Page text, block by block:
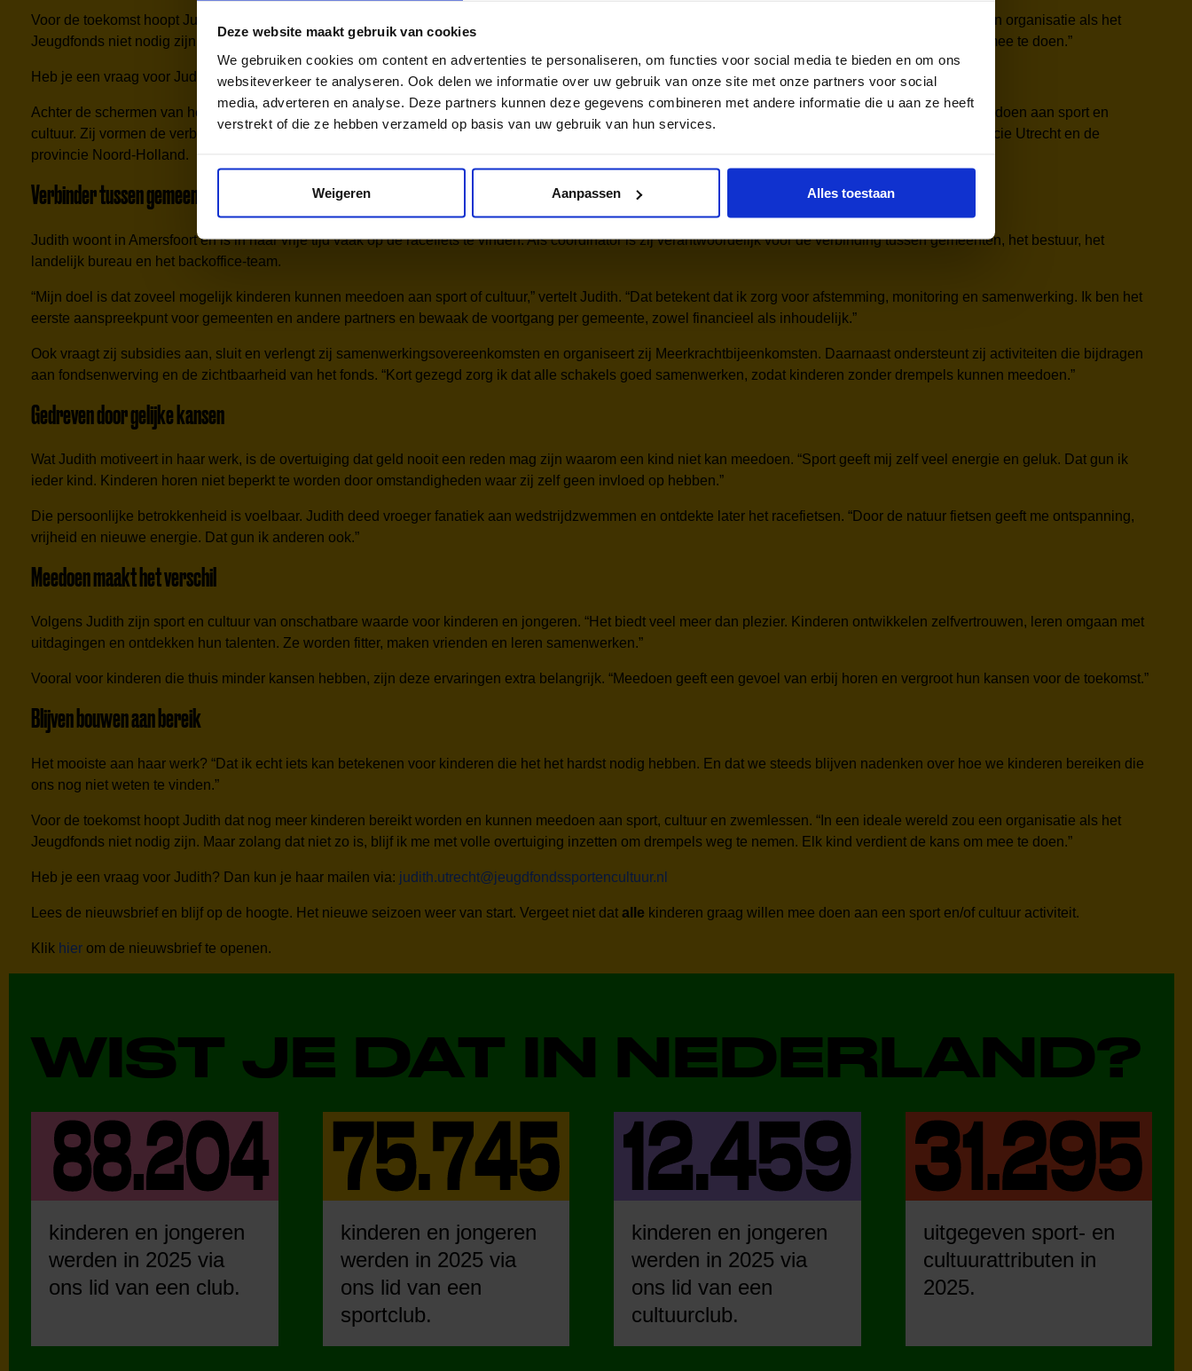
Deze website maakt gebruik van cookies
We gebruiken cookies om content en advertenties te personaliseren, om functies voor social media te bieden en om ons
websiteverkeer te analyseren. Ook delen we informatie over uw gebruik van onze site met onze partners voor social
media, adverteren en analyse. Deze partners kunnen deze gegevens combineren met andere informatie die u aan ze heeft
verstrekt of die ze hebben verzameld op basis van uw gebruik van hun services.
Weigeren Aanpassen Alles toestaan
Voor de toekomst hoopt Judith dat nog meer kinderen bereikt worden en kunnen meedoen aan sport, cultuur en zwemlessen. “In een ideale wereld zou een organisatie als het
Jeugdfonds niet nodig zijn. Maar zolang dat niet zo is, blijf ik me met volle overtuiging inzetten om drempels weg te nemen. Elk kind verdient de kans om mee te doen.”
Heb je een vraag voor Judith? Dan kun je haar mailen via: judith.noordholland@jeugdfondssportencultuur.nl
Achter de schermen van het Jeugdfonds Sport & Cultuur werken betrokken coördinatoren die zich elke dag inzetten om kinderen de kans te geven mee te doen aan sport en
cultuur. Zij vormen de verbindende schakel tussen gemeenten, partners en het fonds. Dit keer stellen we je graag voor aan Judith, coördinator in de provincie Utrecht en de
provincie Noord-Holland.
Verbinder tussen gemeenten en fonds
Judith woont in Amersfoort en is in haar vrije tijd vaak op de racefiets te vinden. Als coördinator is zij verantwoordelijk voor de verbinding tussen gemeenten, het bestuur, het
landelijk bureau en het backoffice-team.
“Mijn doel is dat zoveel mogelijk kinderen kunnen meedoen aan sport of cultuur,” vertelt Judith. “Dat betekent dat ik zorg voor afstemming, monitoring en samenwerking. Ik ben het
eerste aanspreekpunt voor gemeenten en andere partners en bewaak de voortgang per gemeente, zowel financieel als inhoudelijk.”
Ook vraagt zij subsidies aan, sluit en verlengt zij samenwerkingsovereenkomsten en organiseert zij Meerkrachtbijeenkomsten. Daarnaast ondersteunt zij activiteiten die bijdragen
aan fondsenwerving en de zichtbaarheid van het fonds. “Kort gezegd zorg ik dat alle schakels goed samenwerken, zodat kinderen zonder drempels kunnen meedoen.”
Gedreven door gelijke kansen
Wat Judith motiveert in haar werk, is de overtuiging dat geld nooit een reden mag zijn waarom een kind niet kan meedoen. “Sport geeft mij zelf veel energie en geluk. Dat gun ik
ieder kind. Kinderen horen niet beperkt te worden door omstandigheden waar zij zelf geen invloed op hebben.”
Die persoonlijke betrokkenheid is voelbaar. Judith deed vroeger fanatiek aan wedstrijdzwemmen en ontdekte later het racefietsen. “Door de natuur fietsen geeft me ontspanning,
vrijheid en nieuwe energie. Dat gun ik anderen ook.”
Meedoen maakt het verschil
Volgens Judith zijn sport en cultuur van onschatbare waarde voor kinderen en jongeren. “Het biedt veel meer dan plezier. Kinderen ontwikkelen zelfvertrouwen, leren omgaan met
uitdagingen en ontdekken hun talenten. Ze worden fitter, maken vrienden en leren samenwerken.”
Vooral voor kinderen die thuis minder kansen hebben, zijn deze ervaringen extra belangrijk. “Meedoen geeft een gevoel van erbij horen en vergroot hun kansen voor de toekomst.”
Blijven bouwen aan bereik
Het mooiste aan haar werk? “Dat ik echt iets kan betekenen voor kinderen die het het hardst nodig hebben. En dat we steeds blijven nadenken over hoe we kinderen bereiken die
ons nog niet weten te vinden.”
Voor de toekomst hoopt Judith dat nog meer kinderen bereikt worden en kunnen meedoen aan sport, cultuur en zwemlessen. “In een ideale wereld zou een organisatie als het
Jeugdfonds niet nodig zijn. Maar zolang dat niet zo is, blijf ik me met volle overtuiging inzetten om drempels weg te nemen. Elk kind verdient de kans om mee te doen.”
Heb je een vraag voor Judith? Dan kun je haar mailen via: judith.utrecht@jeugdfondssportencultuur.nl
Lees de nieuwsbrief en blijf op de hoogte. Het nieuwe seizoen weer van start. Vergeet niet dat alle kinderen graag willen mee doen aan een sport en/of cultuur activiteit.
Klik hier om de nieuwsbrief te openen.
WIST JE DAT IN NEDERLAND?
kinderen en jongeren
werden in 2025 via
ons lid van een club.
kinderen en jongeren
werden in 2025 via
ons lid van een
sportclub.
kinderen en jongeren
werden in 2025 via
ons lid van een
cultuurclub.
uitgegeven sport- en
cultuurattributen in
2025.